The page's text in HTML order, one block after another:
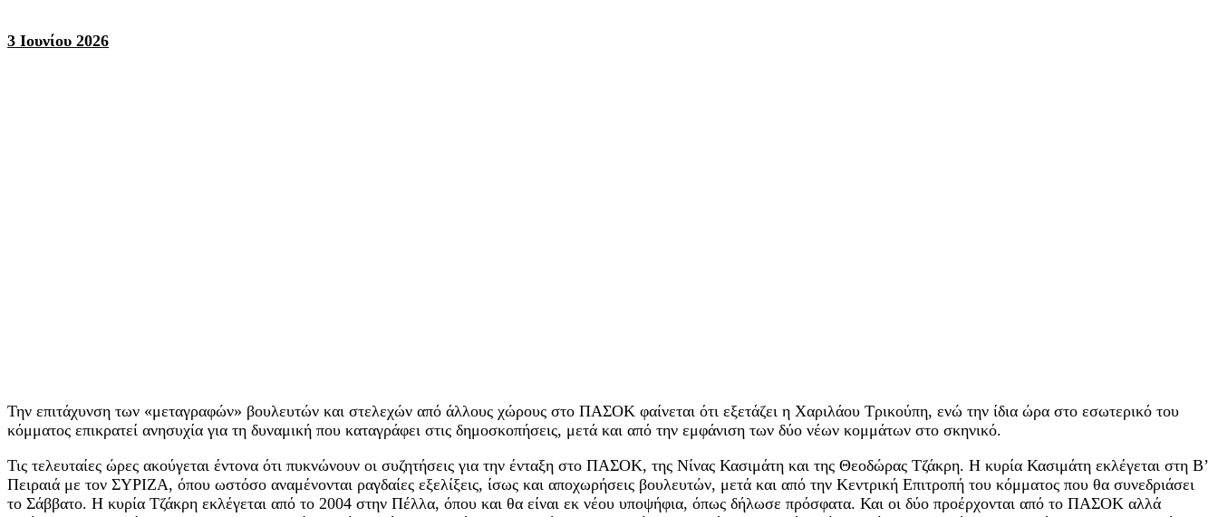
3 Ιουνίου 2026
Την επιτάχυνση των «μεταγραφών» βουλευτών και στελεχών από άλλους χώρους στο ΠΑΣΟΚ φαίνεται ότι εξετάζει η Χαριλάου Τρικούπη, ενώ την ίδια ώρα στο εσωτερικό του
κόμματος επικρατεί ανησυχία για τη δυναμική που καταγράφει στις δημοσκοπήσεις, μετά και από την εμφάνιση των δύο νέων κομμάτων στο σκηνικό.
Τις τελευταίες ώρες ακούγεται έντονα ότι πυκνώνουν οι συζητήσεις για την ένταξη στο ΠΑΣΟΚ, της Νίνας Κασιμάτη και της Θεοδώρας Τζάκρη. Η κυρία Κασιμάτη εκλέγεται στη Β’
Πειραιά με τον ΣΥΡΙΖΑ, όπου ωστόσο αναμένονται ραγδαίες εξελίξεις, ίσως και αποχωρήσεις βουλευτών, μετά και από την Κεντρική Επιτροπή του κόμματος που θα συνεδριάσει
το Σάββατο. Η κυρία Τζάκρη εκλέγεται από το 2004 στην Πέλλα, όπου και θα είναι εκ νέου υποψήφια, όπως δήλωσε πρόσφατα. Και οι δύο προέρχονται από το ΠΑΣΟΚ αλλά